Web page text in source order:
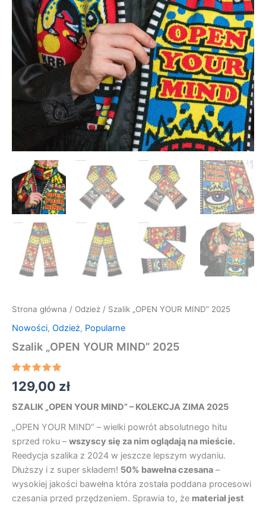
Strona główna / Odzież / Szalik „OPEN YOUR MIND” 2025
Nowości, Odzież, Popularne
Szalik „OPEN YOUR MIND” 2025
Oceniony
4.91na 5
podstawie
11
ocen
129,00 zł
SZALIK „OPEN YOUR MIND” – KOLEKCJA ZIMA 2025
„OPEN YOUR MIND” – wielki powrót absolutnego hitu
sprzed roku –wszyscy się za nim oglądają na mieście.
Reedycja szalika z 2024 w jeszcze lepszym wydaniu.
Dłuższy i z super składem! 50% bawełna czesana –
wysokiej jakości bawełna która została poddana procesowi
czesania przed przędzeniem. Sprawia to, że materiał jest